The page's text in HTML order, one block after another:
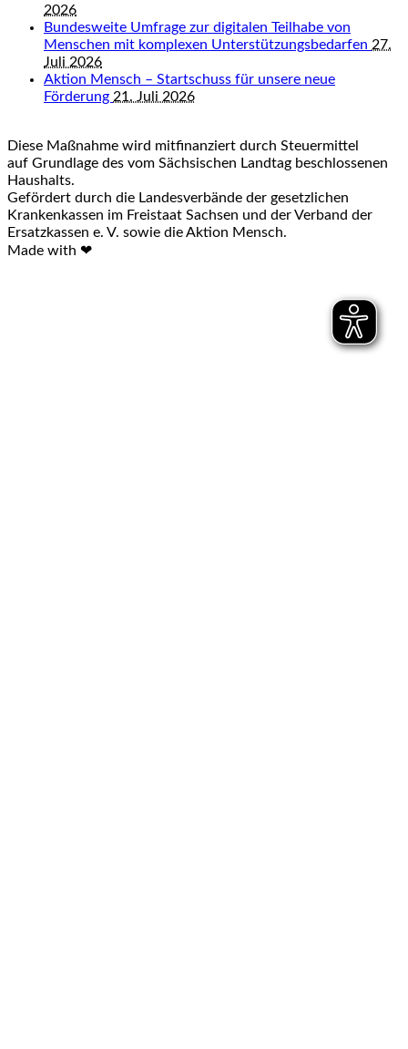
2026
Bundesweite Umfrage zur digitalen Teilhabe von
Menschen mit komplexen Unterstützungsbedarfen 27.
Juli 2026
Aktion Mensch – Startschuss für unsere neue
Förderung 21. Juli 2026
Diese Maßnahme wird mitfinanziert durch Steuermittel
auf Grundlage des vom Sächsischen Landtag beschlossenen
Haushalts.
Gefördert durch die Landesverbände der gesetzlichen
Krankenkassen im Freistaat Sachsen und der Verband der
Ersatzkassen e. V. sowie die Aktion Mensch.
Made with ❤